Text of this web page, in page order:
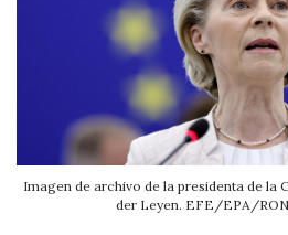
Imagen de archivo de la presidenta de la
der Leyen. EFE/EPA/